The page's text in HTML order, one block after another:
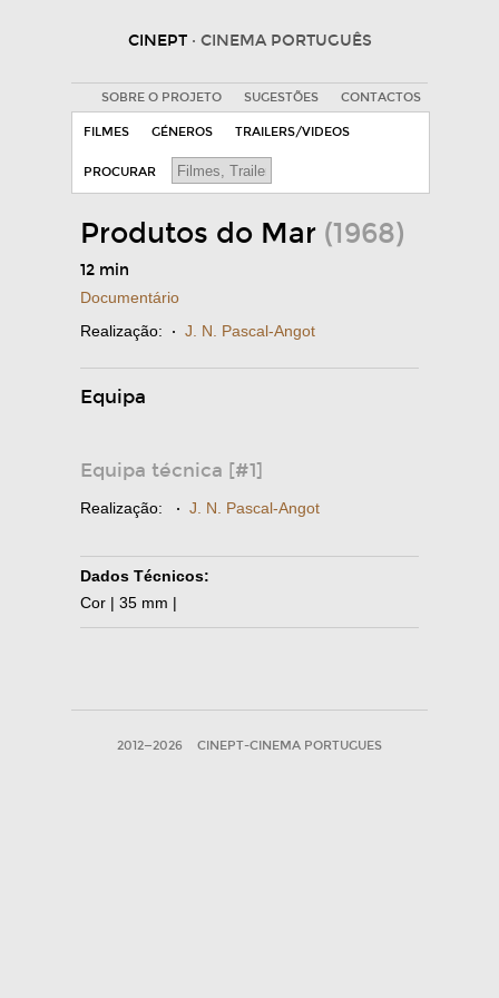
CINEPT · CINEMA PORTUGUÊS
SOBRE O PROJETO SUGESTÕES CONTACTOS
FILMES GÉNEROS TRAILERS/VIDEOS
PROCURAR
Produtos do Mar (1968)
12 min
Documentário
Realização: · J. N. Pascal-Angot
Equipa
Equipa técnica [#1]
Realização: · J. N. Pascal-Angot
Dados Técnicos:
Cor | 35 mm |
2012—2026 CINEPT-CINEMA PORTUGUES